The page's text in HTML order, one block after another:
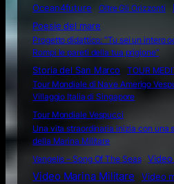
Ocean4future
Oltre Gli Orizzonti
Poesie del mare
Progetto didattico: “Tu sei un intero
Rompi le pareti della tua prigione”
Storia del San Marco
TOUR
Tour Mondiale di Nave Amerigo
Villaggio Italia di Singapore
Tour Mondiale Vespucci
Una vita straordinaria inizia con una
della Marina Militare
Vangelis – Song Of The Seas
Video Marina Militare Video